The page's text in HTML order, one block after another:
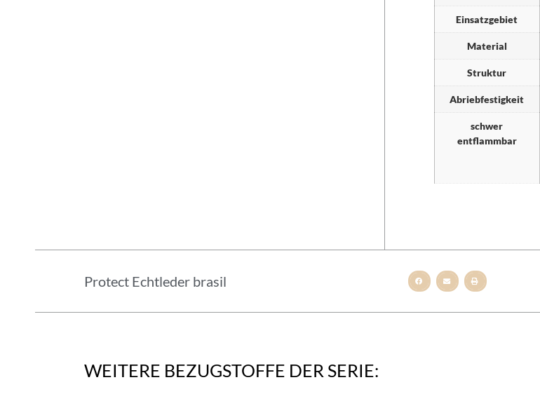
Einsatzgebiet
Material
Struktur
Abriebfestigkeit
schwer
entflammbar
Protect Echtleder brasil
WEITERE BEZUGSTOFFE DER SERIE: